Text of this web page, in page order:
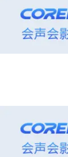
8、在视频轨上插入
9、复制覆叠轨1中